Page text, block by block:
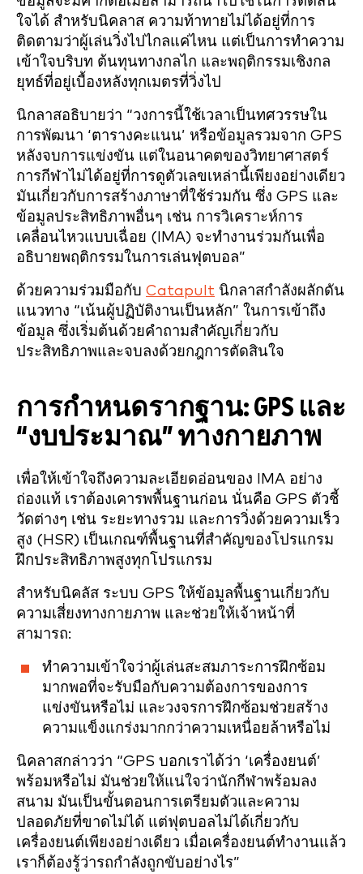
ใจได้ สำหรับนิคลาส ความท้าทายไม่ได้อยู่ที่การ
ติดตามว่าผู้เล่นวิ่งไปไกลแค่ไหน แต่เป็นการทำความ
เข้าใจบริบท ต้นทุนทางกลไก และพฤติกรรมเชิงกล
ยุทธ์ที่อยู่เบื้องหลังทุกเมตรที่วิ่งไป
นิกลาสอธิบายว่า “วงการนี้ใช้เวลาเป็นทศวรรษใน
การพัฒนา ‘ตารางคะแนน’ หรือข้อมูลรวมจาก GPS
หลังจบการแข่งขัน แต่ในอนาคตของวิทยาศาสตร์
การกีฬาไม่ได้อยู่ที่การดูตัวเลขเหล่านี้เพียงอย่างเดียว
มันเกี่ยวกับการสร้างภาษาที่ใช้ร่วมกัน ซึ่ง GPS และ
ข้อมูลประสิทธิภาพอื่นๆ เช่น การวิเคราะห์การ
เคลื่อนไหวแบบเฉื่อย (IMA) จะทำงานร่วมกันเพื่อ
อธิบายพฤติกรรมในการเล่นฟุตบอล”
ด้วยความร่วมมือกับ Catapult นิกลาสกำลังผลักดัน
แนวทาง “เน้นผู้ปฏิบัติงานเป็นหลัก” ในการเข้าถึง
ข้อมูล ซึ่งเริ่มต้นด้วยคำถามสำคัญเกี่ยวกับ
ประสิทธิภาพและจบลงด้วยกฎการตัดสินใจ
การกำหนดรากฐาน: GPS และ
“งบประมาณ” ทางกายภาพ
เพื่อให้เข้าใจถึงความละเอียดอ่อนของ IMA อย่าง
ถ่องแท้ เราต้องเคารพพื้นฐานก่อน นั่นคือ GPS ตัวชี้
วัดต่างๆ เช่น ระยะทางรวม และการวิ่งด้วยความเร็ว
สูง (HSR) เป็นเกณฑ์พื้นฐานที่สำคัญของโปรแกรม
ฝึกประสิทธิภาพสูงทุกโปรแกรม
สำหรับนิคลัส ระบบ GPS ให้ข้อมูลพื้นฐานเกี่ยวกับ
ความเสี่ยงทางกายภาพ และช่วยให้เจ้าหน้าที่
สามารถ:
ทำความเข้าใจว่าผู้เล่นสะสมภาระการฝึกซ้อม
มากพอที่จะรับมือกับความต้องการของการ
แข่งขันหรือไม่ และวงจรการฝึกซ้อมช่วยสร้าง
ความแข็งแกร่งมากกว่าความเหนื่อยล้าหรือไม่
นิคลาสกล่าวว่า “GPS บอกเราได้ว่า ‘เครื่องยนต์’
พร้อมหรือไม่ มันช่วยให้แน่ใจว่านักกีฬาพร้อมลง
สนาม มันเป็นขั้นตอนการเตรียมตัวและความ
ปลอดภัยที่ขาดไม่ได้ แต่ฟุตบอลไม่ได้เกี่ยวกับ
เครื่องยนต์เพียงอย่างเดียว เมื่อเครื่องยนต์ทำงานแล้ว
เราก็ต้องรู้ว่ารถกำลังถูกขับอย่างไร”